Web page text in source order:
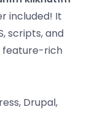
included! It
scripts, and
feature-rich
Drupal,